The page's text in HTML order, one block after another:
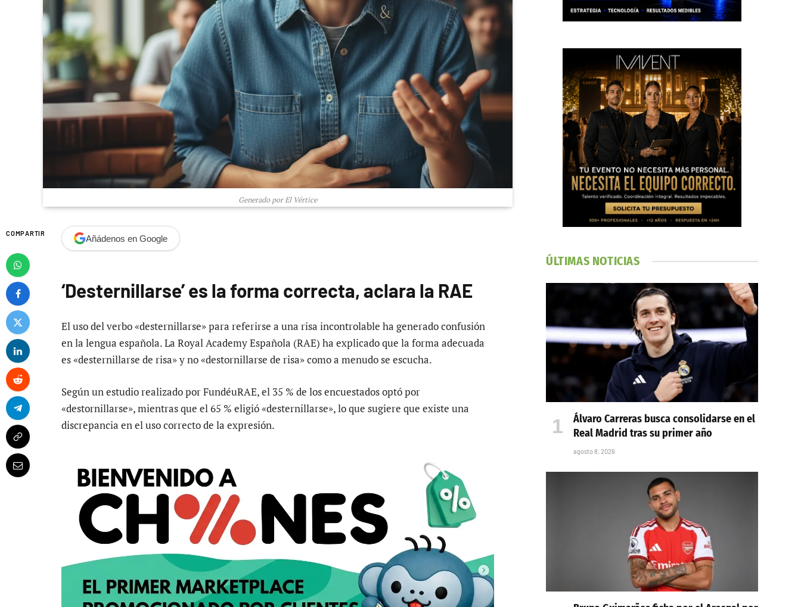
Generado por El Vértice
COMPARTIR Añádenos en Google
‘Desternillarse’ es la forma correcta, aclara la RAE
El uso del verbo «desternillarse» para referirse a una risa incontrolable ha generado confusión
en la lengua española. La Royal Academy Española (RAE) ha explicado que la forma adecuada
es «desternillarse de risa» y no «destornillarse de risa» como a menudo se escucha.
Según un estudio realizado por FundéuRAE, el 35 % de los encuestados optó por
«destornillarse», mientras que el 65 % eligió «desternillarse», lo que sugiere que existe una
discrepancia en el uso correcto de la expresión.
ÚLTIMAS NOTICIAS
Álvaro Carreras busca consolidarse en el
Real Madrid tras su primer año
agosto 8, 2026